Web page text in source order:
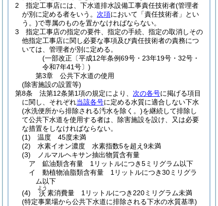
2
指定工事店には、下水道排水設備工事責任技術者(管理者
が別に定める者をいう。 次項において「責任技術者」とい
う。)で専属のものを置かなければならない。
3
指定工事店の指定の要件、指定の手続、指定の取消しその
他指定工事店に関し必要な事項及び責任技術者の責務につ
いては、管理者が別に定める。
(一部改正〔平成12年条例69号・23年19号・32号・
令和7年41号〕)
第3章
公共下水道の使用
(除害施設の設置等)
第8条
法第12条第1項の規定により、 次の各号に掲げる項目
に関し、それぞれ当該各号に定める水質に適合しない下水
(水洗便所から排除される汚水を除く。)を継続して排除し
て公共下水道を使用する者は、除害施設を設け、又は必要
な措置をしなければならない。
(1)
温度 45度未満
(2)
水素イオン濃度 水素指数5を超え9未満
(3)
ノルマルヘキサン抽出物質含有量
ア
鉱油類含有量 1リットルにつき5ミリグラム以下
イ
動植物油脂類含有量 1リットルにつき30ミリグラ
ム以下
(4)
沃
よう
素消費量 1リットルにつき220ミリグラム未満
(特定事業場から公共下水道に排除される下水の水質基準)